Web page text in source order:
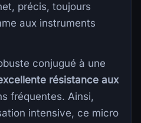
précis, toujours
aux instruments
conjugué à une
résistance aux
fréquentes. Ainsi,
intensive, ce micro